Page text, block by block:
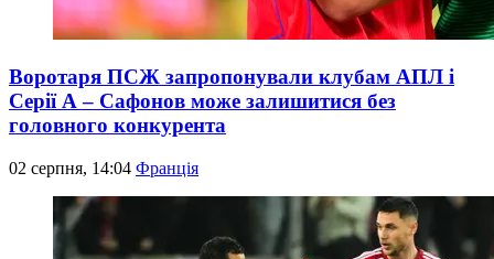
Воротаря ПСЖ запропонували клубам АПЛ і
Серії А – Сафонов може залишитися без
головного конкурента
02 серпня, 14:04 Франція